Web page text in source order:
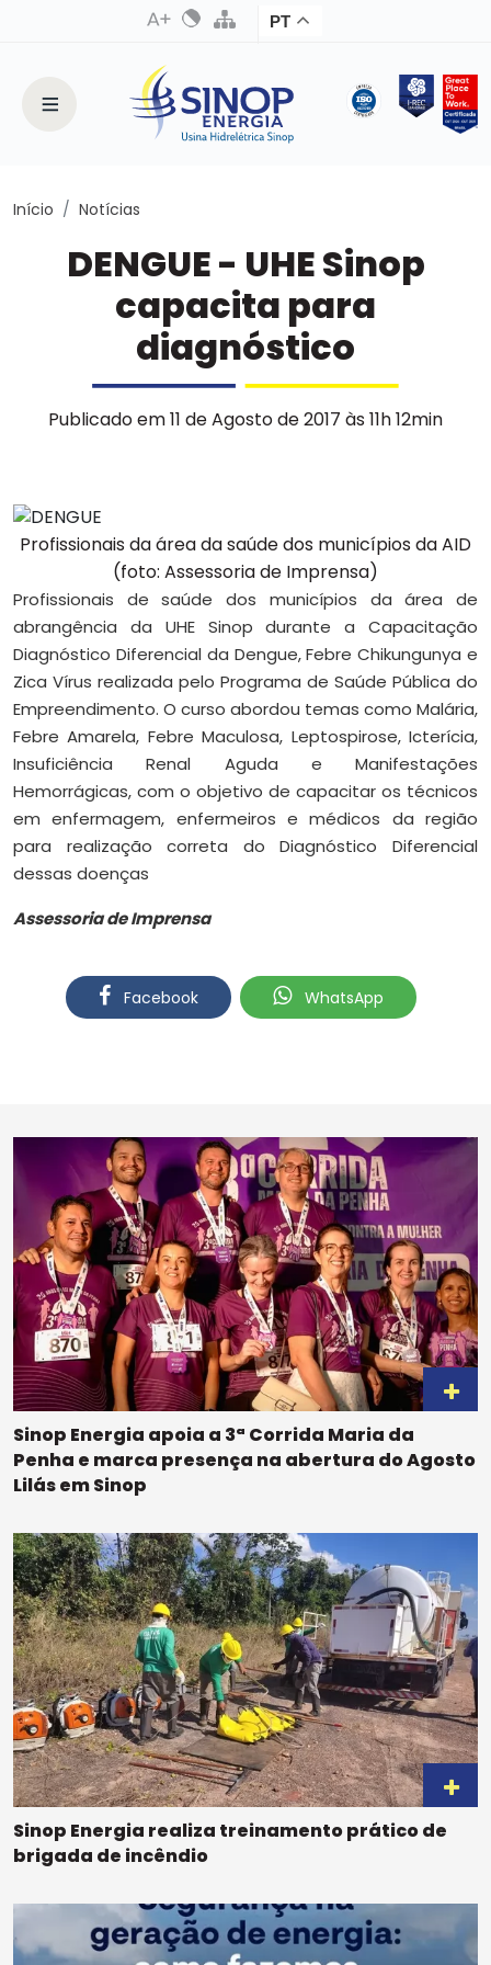
PT
Início Notícias
DENGUE - UHE Sinop
capacita para
diagnóstico
Publicado em 11 de Agosto de 2017 às 11h 12min
Profissionais da área da saúde dos municípios da AID
(foto: Assessoria de Imprensa)
Profissionais de saúde dos municípios da área de
abrangência da UHE Sinop durante a Capacitação
Diagnóstico Diferencial da Dengue, Febre Chikungunya e
Zica Vírus realizada pelo Programa de Saúde Pública do
Empreendimento. O curso abordou temas como Malária,
Febre Amarela, Febre Maculosa, Leptospirose, Icterícia,
Insuficiência Renal Aguda e Manifestações
Hemorrágicas, com o objetivo de capacitar os técnicos
em enfermagem, enfermeiros e médicos da região
para realização correta do Diagnóstico Diferencial
dessas doenças
Assessoria de Imprensa
Facebook WhatsApp
Sinop Energia apoia a 3ª Corrida Maria da
Penha e marca presença na abertura do Agosto
Lilás em Sinop
Sinop Energia realiza treinamento prático de
brigada de incêndio